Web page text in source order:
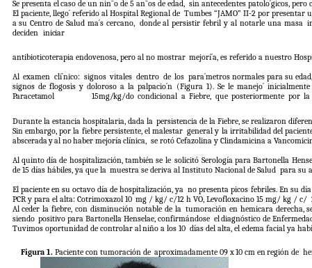
Se presenta el caso de un nin˜o de 5 an˜os de edad, sin antecedentes patolo´gicos, pero
El paciente, llego´ referido al Hospital Regional de Tumbes “JAMO” II-2 por presentar
a su Centro de Salud ma´s cercano, donde al persistir febril y al notarle una masa
deciden iniciar
antibioticoterapia endovenosa, pero al no mostrar mejorí´a, es referido a nuestro
Al examen clí´nico: signos vitales dentro de los para´metros normales para su
signos de flogosis y doloroso a la palpacio´n (Figura 1). Se le manejo´ inicialmente
Paracetamol
15mg/kg/do condicional a Fiebre, que posteriormente por la
Durante la estancia hospitalaria, dada la persistencia de la Fiebre, se realizaron
Sin embargo, por la fiebre persistente, el malestar general y la irritabilidad del
abscerada yal nohaber mejoría clínica, se rotó Cefazolina y Clindamicina a
Al quinto día de hospitalización, también se le solicitó Serología para Bartonella
de 15 días hábiles, ya que la muestra se deriva al Instituto Nacional de Salud para su
El paciente en su octavo día de hospitalización, ya no presenta picos febriles. En su
PCR y para el alta: Cotrimoxazol 10 mg / kg/ c/12 h VO, Levofloxacino 15 mg/ kg / c/
Al ceder la fiebre, con disminución notable de la tumoración en hemicara derecha,
siendo positivo para Bartonella Henselae, confirmándose eldiagnóstico de
Tuvimos oportunidad de controlar al niño a los 10 días del alta, el edema facial ya
Figura 1. Paciente con tumoración de aproximadamente 09 x10 cm enregión de